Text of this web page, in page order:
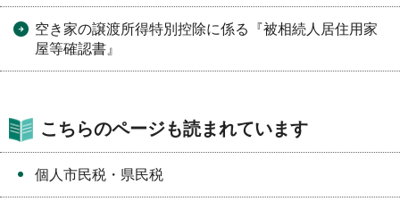
空き家の譲渡所得特別控除に係る『被相続人居住用家
屋等確認書』
こちらのページも読まれています
個人市民税・県民税